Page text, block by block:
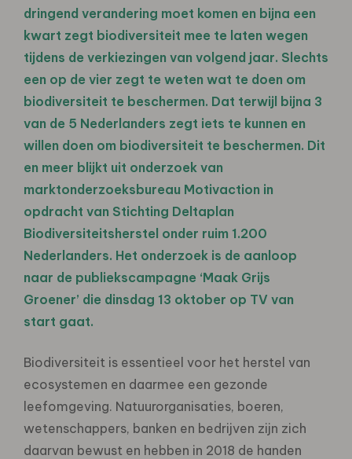
dringend verandering moet komen en bijna een
kwart zegt biodiversiteit mee te laten wegen
tijdens de verkiezingen van volgend jaar. Slechts
een op de vier zegt te weten wat te doen om
biodiversiteit te beschermen. Dat terwijl bijna 3
van de 5 Nederlanders zegt iets te kunnen en
willen doen om biodiversiteit te beschermen. Dit
en meer blijkt uit onderzoek van
marktonderzoeksbureau Motivaction in
opdracht van Stichting Deltaplan
Biodiversiteitsherstel onder ruim 1.200
Nederlanders. Het onderzoek is de aanloop
naar de publiekscampagne ‘Maak Grijs
Groener’ die dinsdag 13 oktober op TV van
start gaat.
Biodiversiteit is essentieel voor het herstel van
ecosystemen en daarmee een gezonde
leefomgeving. Natuurorganisaties, boeren,
wetenschappers, banken en bedrijven zijn zich
daarvan bewust en hebben in 2018 de handen